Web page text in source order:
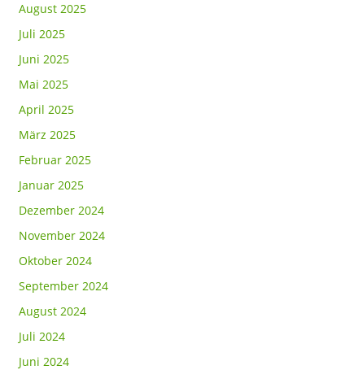
August 2025
Juli 2025
Juni 2025
Mai 2025
April 2025
März 2025
Februar 2025
Januar 2025
Dezember 2024
November 2024
Oktober 2024
September 2024
August 2024
Juli 2024
Juni 2024